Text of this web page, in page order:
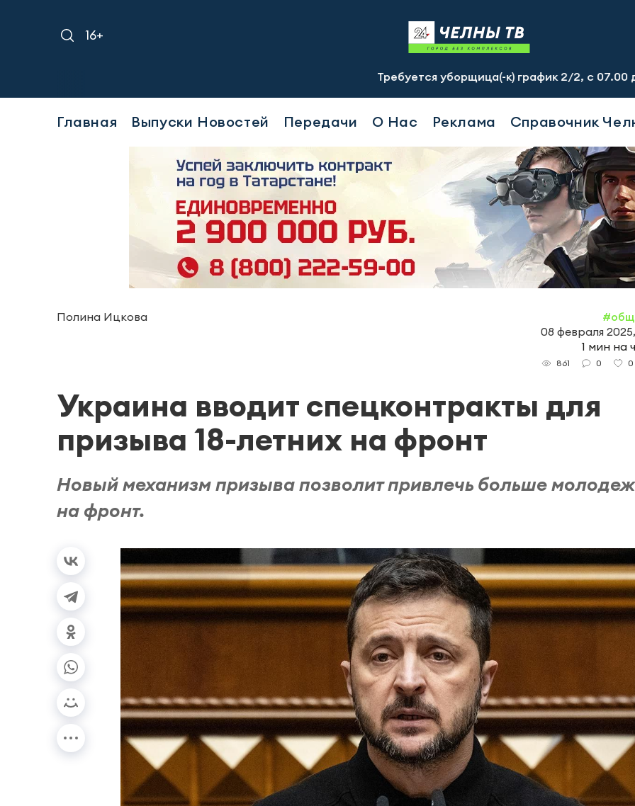
16+
Требуется уборщица(-к) график 2/2, с 07.00 до 19.00,
Главная Выпуски Новостей Передачи О Нас Реклама Справочник
Полина Ицкова
08 февраля
1 мин на
861 0 0
Украина вводит спецконтракты для
призыва 18-летних на фронт
Новый механизм призыва позволит привлечь больше
на фронт.